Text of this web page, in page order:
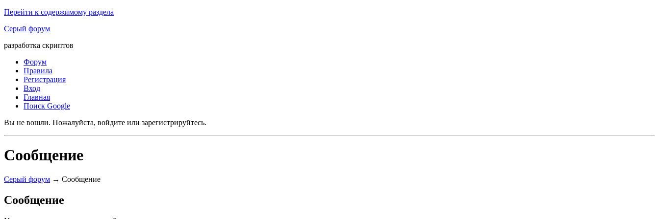
Перейти к содержимому раздела
Серый форум
разработка скриптов
Форум
Правила
Регистрация
Вход
Главная
Поиск Google
Вы не вошли. Пожалуйста, войдите или зарегистрируйтесь.
Сообщение
Серый форум → Сообщение
Сообщение